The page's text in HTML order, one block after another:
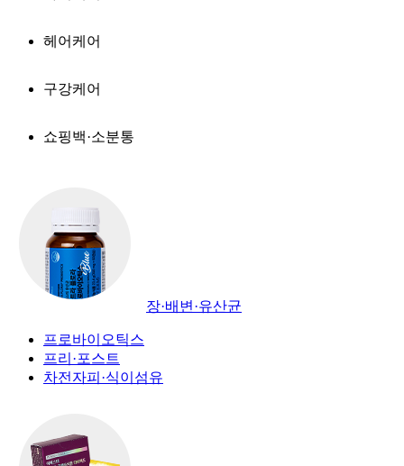
헤어케어
구강케어
쇼핑백·소분통
장·배변·유산균
프로바이오틱스
프리·포스트
차전자피·식이섬유